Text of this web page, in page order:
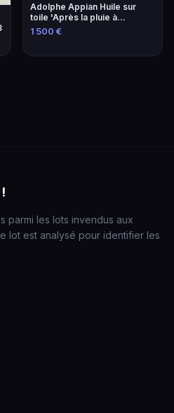
Adolphe Appian Huile sur
toile 'Après la pluie à
Mourillon' 1818-1898
1 500 €
parmi les lots invendus aux
lot est analysé pour identifier les